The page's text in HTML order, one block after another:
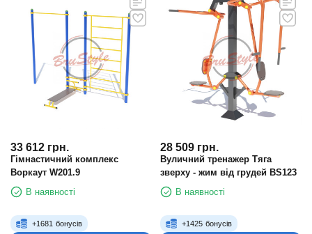
33 612 грн.
Гімнастичний комплекс
Воркаут W201.9
В наявності
+1681 бонусів
28 509 грн.
Вуличний тренажер Тяга
зверху - жим від грудей BS123
В наявності
+1425 бонусів